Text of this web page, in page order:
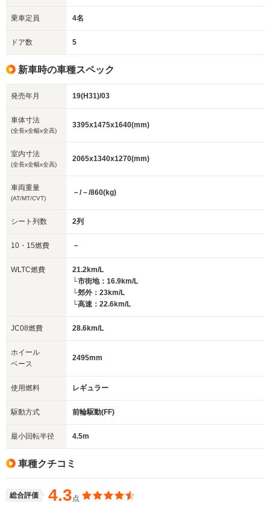
乗車定員 4名
ドア数 5
新車時の車種スペック
発売年月 19(H31)/03
車体寸法
(全長x全幅x全高)
3395x1475x1640(mm)
室内寸法
(全長x全幅x全高)
2065x1340x1270(mm)
車両重量
(AT/MT/CVT)
－/－/860(kg)
シート列数 2列
10・15燃費 －
WLTC燃費
21.2km/L
└市街地：16.9km/L
└郊外：23km/L
└高速：22.6km/L
JC08燃費 28.6km/L
ホイール
ベース
2495mm
使用燃料 レギュラー
駆動方式 前輪駆動(FF)
最小回転半径 4.5m
車種クチコミ
総合評価 4.3点